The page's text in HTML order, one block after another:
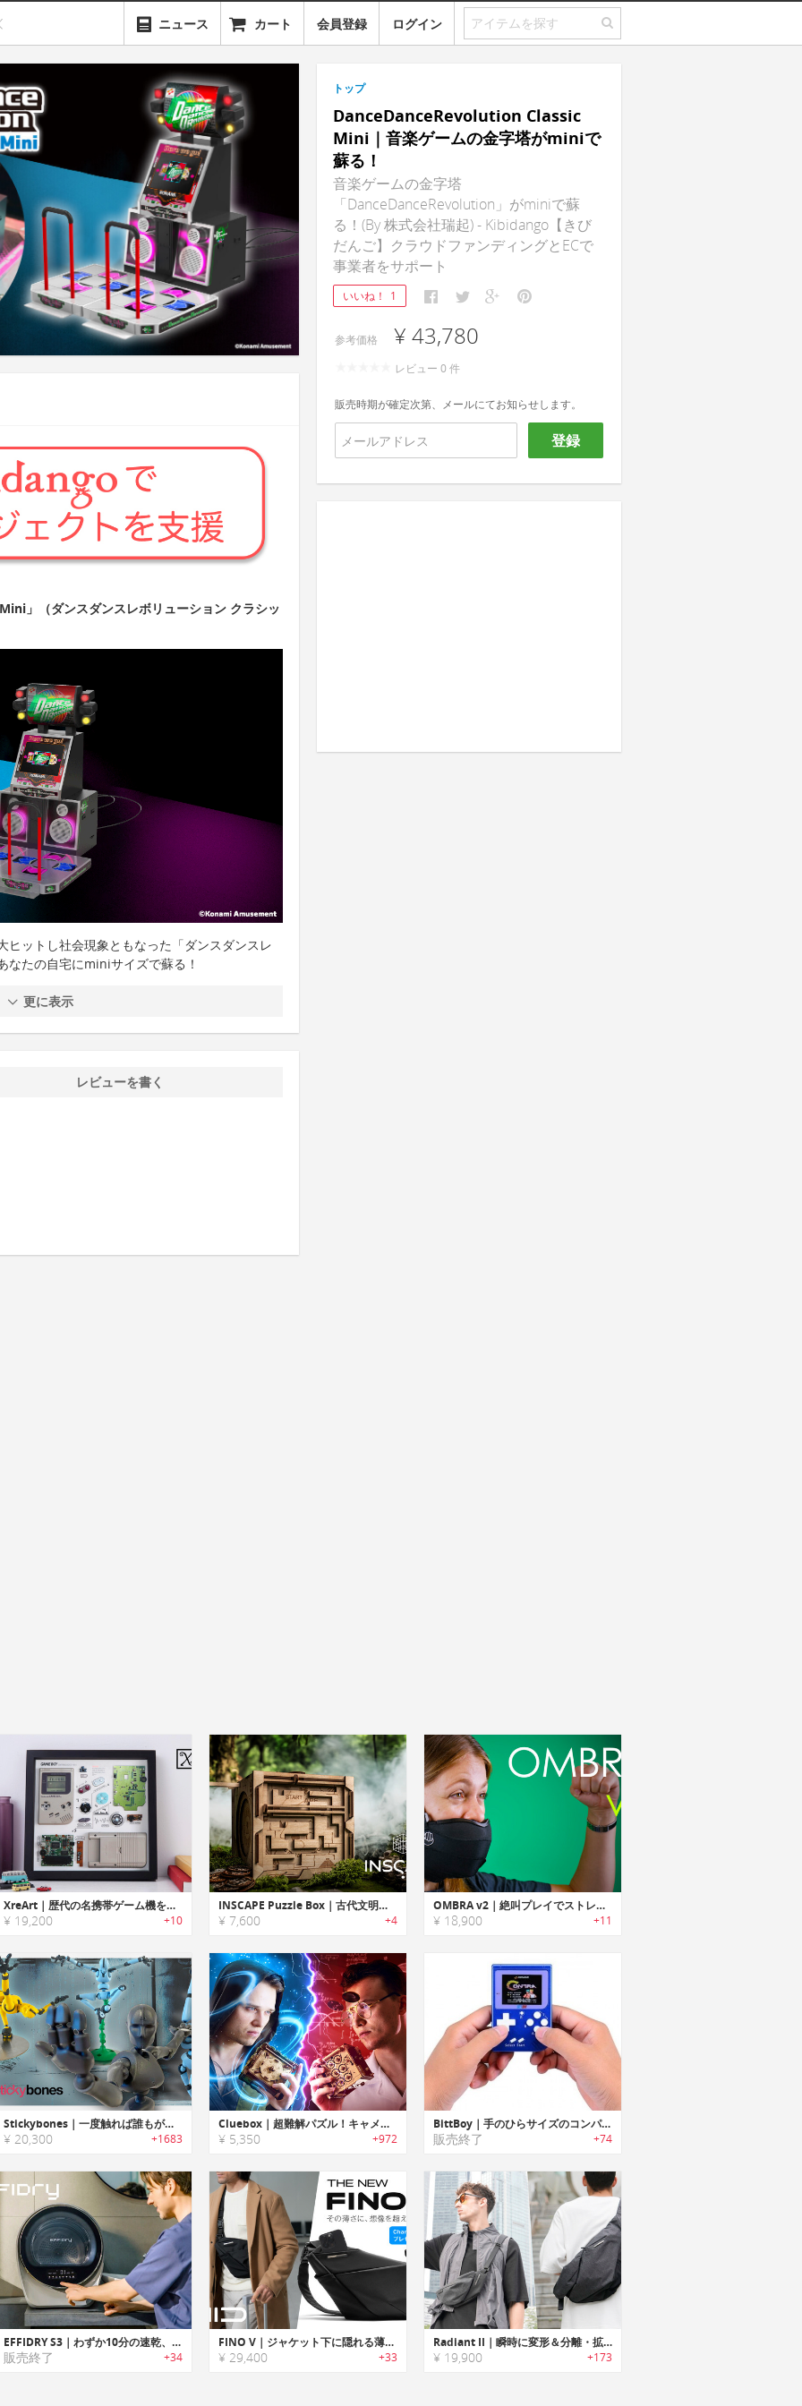
ニュース カート 会員登録 ログイン
」（ダンスダンスレボリューション クラシッ
ヒットし社会現象ともなった「ダンスダンスレ
なたの自宅にminiサイズで蘇る！
更に表示
レビューを書く
トップ
DanceDanceRevolution Classic
Mini｜音楽ゲームの金字塔がminiで
蘇る！
音楽ゲームの金字塔
「DanceDanceRevolution」がminiで蘇
る！(By 株式会社瑞起) - Kibidango【きび
だんご】クラウドファンディングとECで
事業者をサポート
いいね！ 1
参考価格 ¥ 43,780
レビュー 0 件
販売時期が確定次第、メールにてお知らせします。
登録
XreArt｜歴代の名携帯ゲーム機を芸術として甦らせる！分解アートフレーム 「エックスレイアート」
¥ 19,200 +10
INSCAPE Puzzle Box｜古代文明の謎を解き明かせ！立体パズルゲーム
¥ 7,600 +4
OMBRA v2｜絶叫プレイでストレス解消！マイク付きゲーミング防音マスク
¥ 18,900 +11
Stickybones｜一度触れば誰もが虜に。仕事に遊びに使える魔法のフィギュア「スティッキーボーンズ」
¥ 20,300 +1683
Cluebox｜超難解パズル！キャメロットの試練とケンブリッジの迷宮を突破せよ「クルーボックス」
¥ 5,350 +972
BittBoy｜手のひらサイズのコンパクトレトロゲームコンソール「ビットボーイ」
販売終了 +74
EFFIDRY S3｜わずか10分の速乾、忙しい毎日を効率的で快適に！小型乾燥機
販売終了 +34
FINO V｜ジャケット下に隠れる薄さ＆想像を超える収納力！多機能スリング
¥ 29,400 +33
Radiant II｜瞬時に変形＆分離・拡張可能！究極進化を遂げたスリングバッグ
¥ 19,900 +173